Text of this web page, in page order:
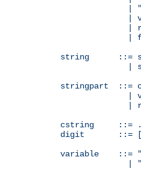
              | "
|
|
string      ::=
|
stringpart  ::=
|
cstring     ::=
digit       ::=
variable    ::= "
              | "